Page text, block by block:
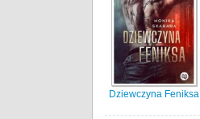
Dziewczyna Feniksa